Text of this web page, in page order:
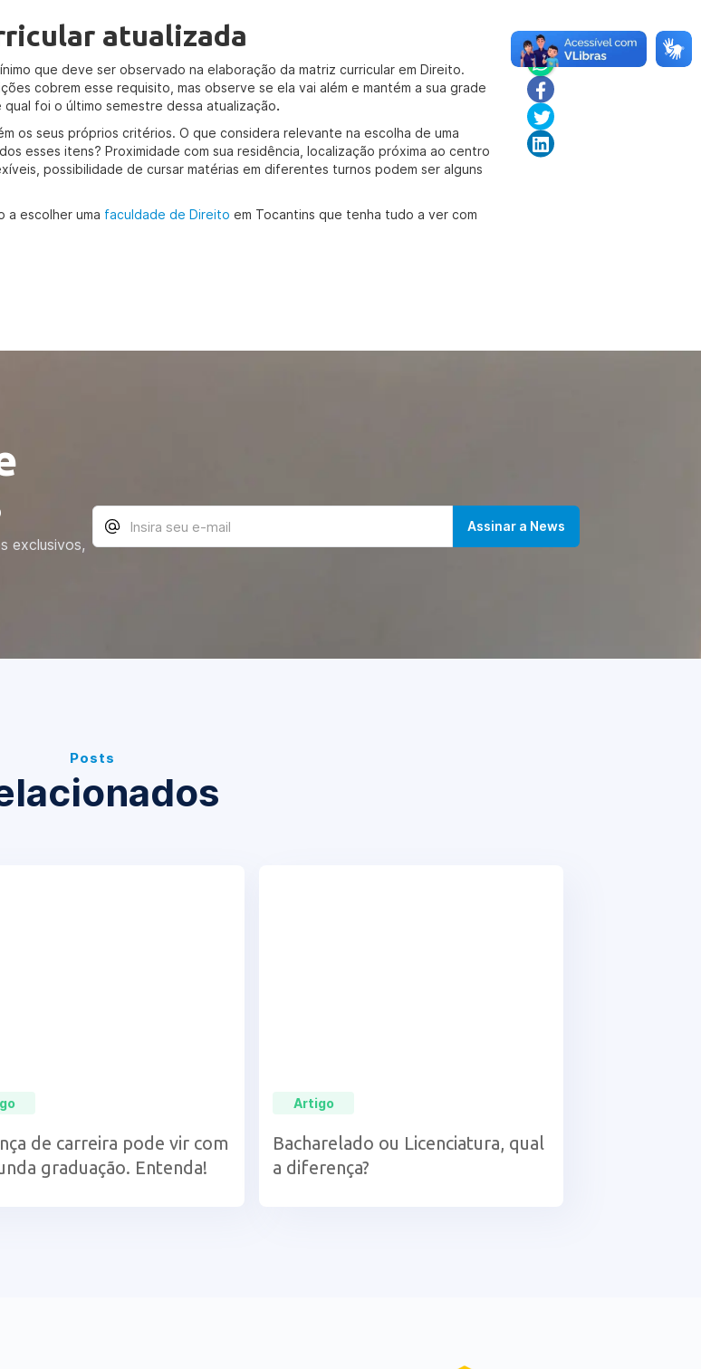
atualizada
que deve ser observado na elaboração da matriz curricular em Direito.
cobrem esse requisito, mas observe se ela vai além e mantém a sua grade
qual foi o último semestre dessa atualização.
os seus próprios critérios. O que considera relevante na escolha de uma
esses itens? Proximidade com sua residência, localização próxima ao centro
possibilidade de cursar matérias em diferentes turnos podem ser alguns
a escolher uma faculdade de Direito em Tocantins que tenha tudo a ver com
exclusivos,
Posts
de carreira pode vir com
graduação. Entenda!
Artigo
Bacharelado ou Licenciatura, qual
a diferença?